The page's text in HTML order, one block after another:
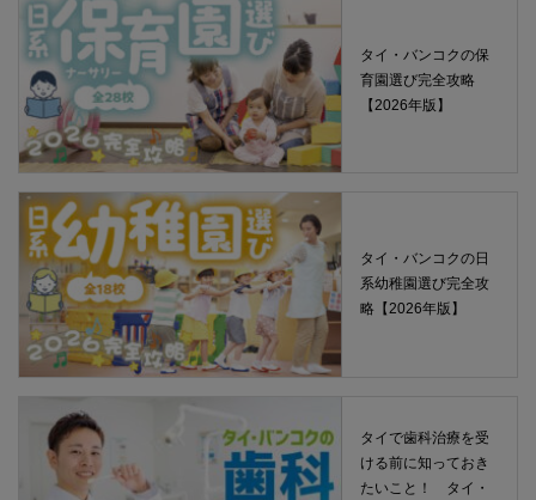
タイ・バンコクの保
育園選び完全攻略
【2026年版】
タイ・バンコクの日
系幼稚園選び完全攻
略【2026年版】
タイで歯科治療を受
ける前に知っておき
たいこと！ タイ・